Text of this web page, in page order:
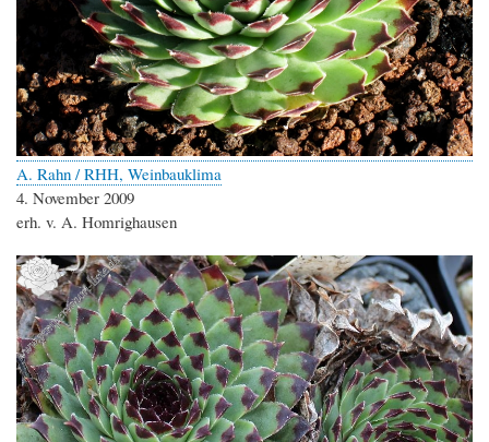
A. Rahn / RHH, Weinbauklima
4. November 2009
erh. v. A. Homrighausen